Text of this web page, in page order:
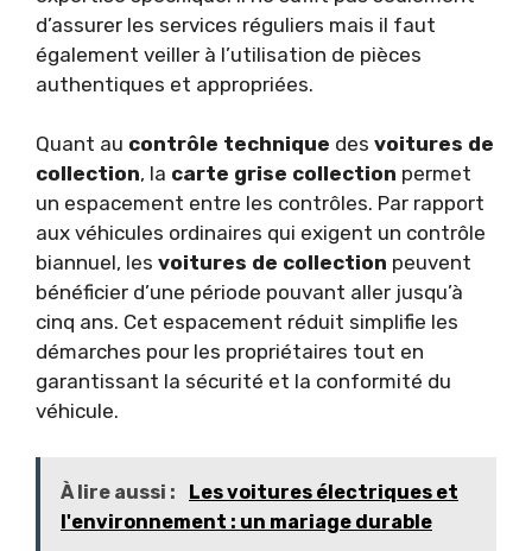
d’assurer les services réguliers mais il faut
également veiller à l’utilisation de pièces
authentiques et appropriées.
Quant au contrôle technique des voitures de
collection, la carte grise collection permet
un espacement entre les contrôles. Par rapport
aux véhicules ordinaires qui exigent un contrôle
biannuel, les voitures de collection peuvent
bénéficier d’une période pouvant aller jusqu’à
cinq ans. Cet espacement réduit simplifie les
démarches pour les propriétaires tout en
garantissant la sécurité et la conformité du
véhicule.
À lire aussi :
Les voitures électriques et
l'environnement : un mariage durable